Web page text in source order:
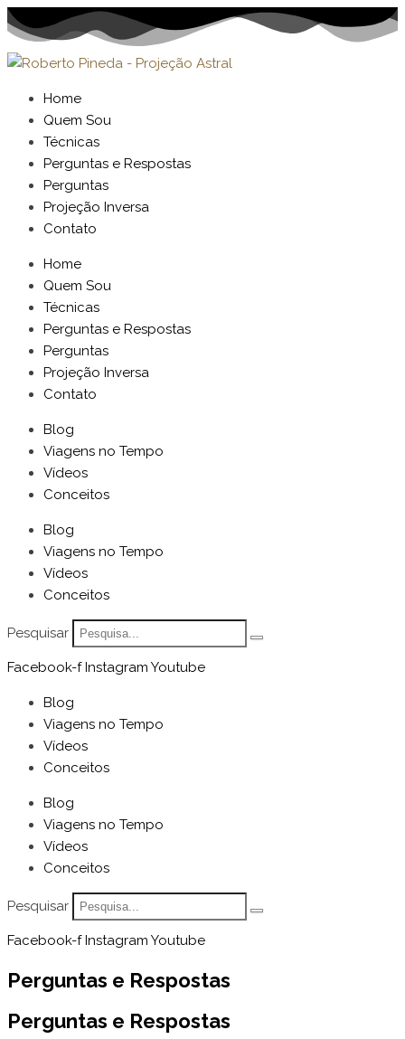
Home
Quem Sou
Técnicas
Perguntas e Respostas
Perguntas
Projeção Inversa
Contato
Home
Quem Sou
Técnicas
Perguntas e Respostas
Perguntas
Projeção Inversa
Contato
Blog
Viagens no Tempo
Vídeos
Conceitos
Blog
Viagens no Tempo
Vídeos
Conceitos
Pesquisar
Facebook-f Instagram Youtube
Blog
Viagens no Tempo
Vídeos
Conceitos
Blog
Viagens no Tempo
Vídeos
Conceitos
Pesquisar
Facebook-f Instagram Youtube
Perguntas e Respostas
Perguntas e Respostas